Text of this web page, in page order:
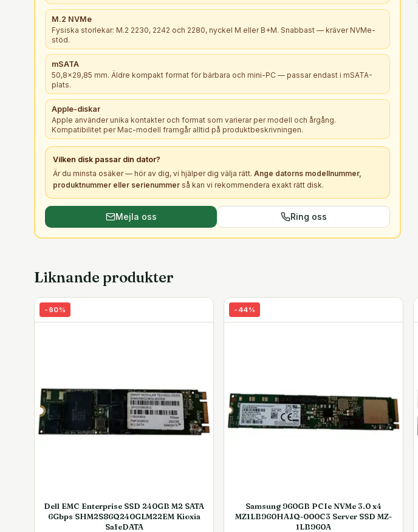
M.2 NVMe
Fysiska storlekar: M.2 2230, 2242 och 2280, nyckel M eller B+M. Snabbast — kräver NVMe-
stöd.
mSATA
50,8×29,85 mm. Äldre kompakt format för bärbara och mini-PC — passar endast i mSATA-
plats.
Apple-diskar
Apple använder unika kontakter och format som varierar per modell och årgång.
Kompatibilitet per Mac-modell framgår alltid på produktbeskrivningen.
Vilken disk passar din dator?
Är du minsta osäker — hör av dig, vi hjälper dig välja rätt. Ange datorns modellnummer,
produktnummer eller serienummer så kan vi rekommendera exakt rätt disk.
Mejla oss Ring oss
Liknande produkter
- 60%
Dell EMC Enterprise SSD 240GB M2 SATA
6Gbps SHM2S86Q240GLM22EM Kioxia
SafeDATA
- 44%
Samsung 960GB PCIe NVMe 3.0 x4
MZ1LB960HAJQ-000C3 Server SSD MZ-
1LB960A